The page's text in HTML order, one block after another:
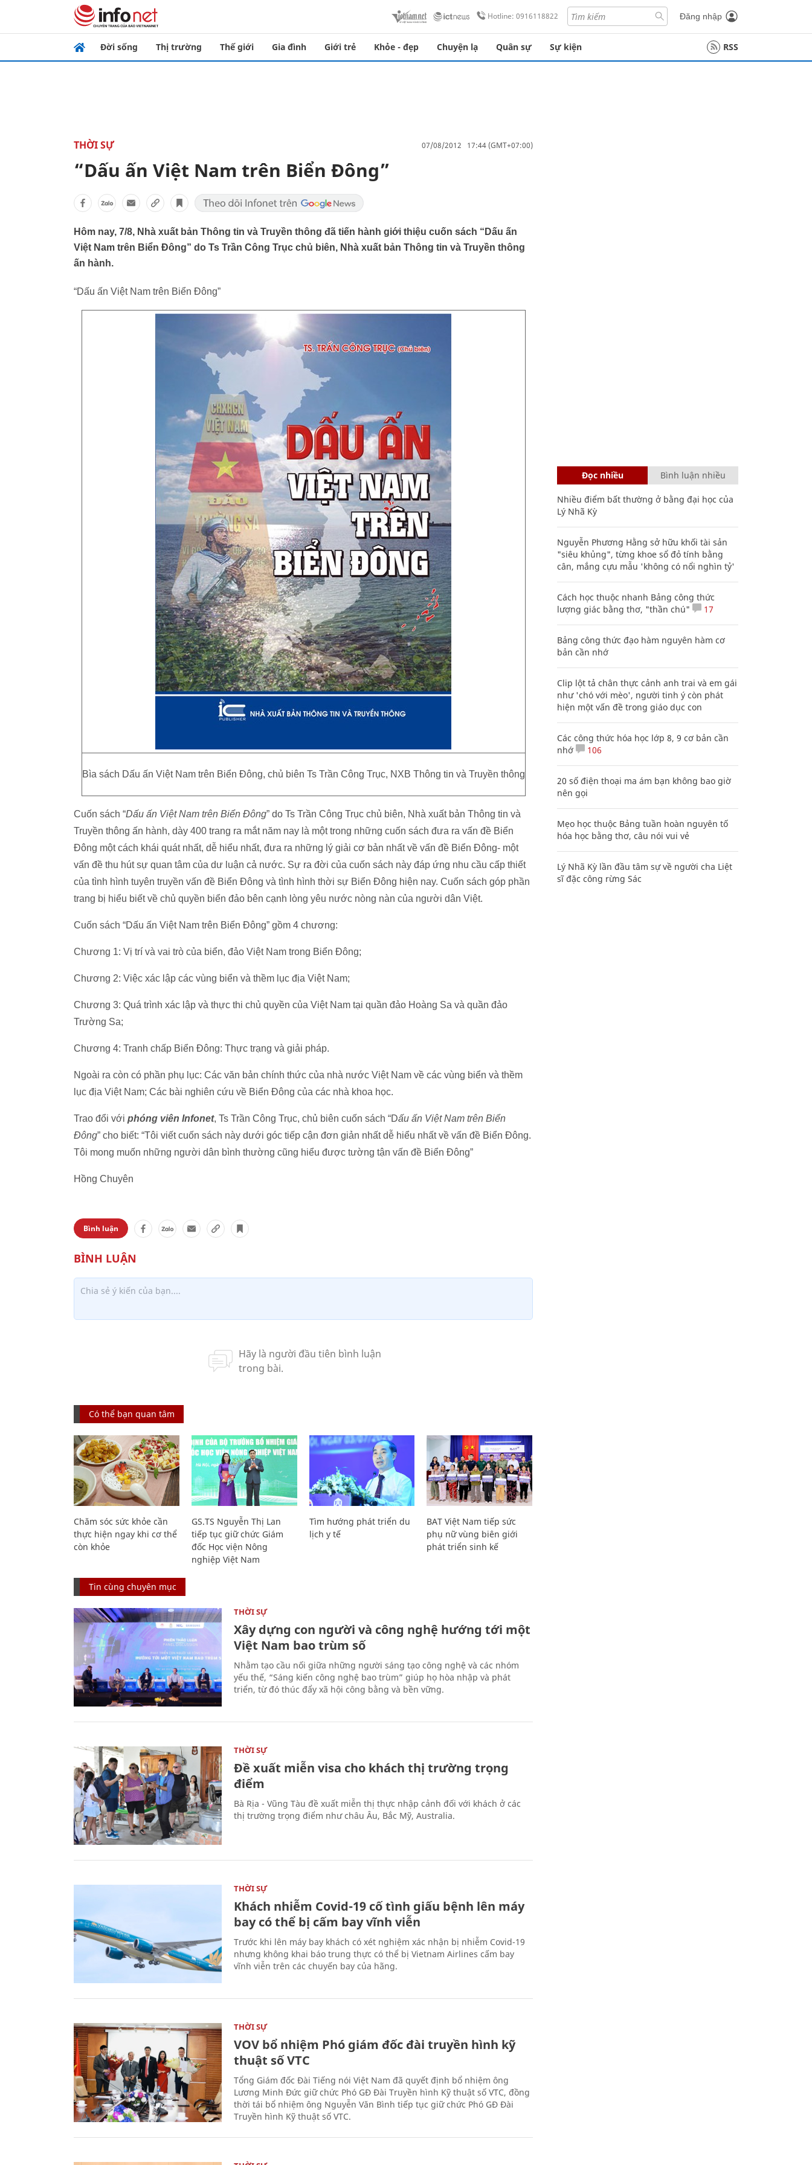
Hotline: 0916118822 Đăng nhập
Đời sống Thị trường Thế giới Gia đình Giới trẻ Khỏe - đẹp Chuyện lạ Quân sự Sự kiện RSS
THỜI SỰ 07/08/2012 17:44 (GMT+07:00)
“Dấu ấn Việt Nam trên Biển Đông”
Hôm nay, 7/8, Nhà xuất bản Thông tin và Truyền thông đã tiến hành giới thiệu cuốn sách “Dấu ấn
Việt Nam trên Biển Đông” do Ts Trần Công Trục chủ biên, Nhà xuất bản Thông tin và Truyền thông
ấn hành.
“Dấu ấn Việt Nam trên Biển Đông”
Bìa sách Dấu ấn Việt Nam trên Biển Đông, chủ biên Ts Trần Công Trục, NXB Thông tin và Truyền thông
Cuốn sách “Dấu ấn Việt Nam trên Biển Đông” do Ts Trần Công Trục chủ biên, Nhà xuất bản Thông tin và
Truyền thông ấn hành, dày 400 trang ra mắt năm nay là một trong những cuốn sách đưa ra vấn đề Biển
Đông một cách khái quát nhất, dễ hiểu nhất, đưa ra những lý giải cơ bản nhất về vấn đề Biển Đông- một
vấn đề thu hút sự quan tâm của dư luận cả nước. Sự ra đời của cuốn sách này đáp ứng nhu cầu cấp thiết
của tình hình tuyên truyền vấn đề Biển Đông và tình hình thời sự Biển Đông hiện nay. Cuốn sách góp phần
trang bị hiểu biết về chủ quyền biển đảo bên cạnh lòng yêu nước nòng nàn của người dân Việt.
Cuốn sách “Dấu ấn Việt Nam trên Biển Đông” gồm 4 chương:
Chương 1: Vị trí và vai trò của biển, đảo Việt Nam trong Biển Đông;
Chương 2: Việc xác lập các vùng biển và thềm lục địa Việt Nam;
Chương 3: Quá trình xác lập và thực thi chủ quyền của Việt Nam tại quần đảo Hoàng Sa và quần đảo
Trường Sa;
Chương 4: Tranh chấp Biển Đông: Thực trạng và giải pháp.
Ngoài ra còn có phần phụ lục: Các văn bản chính thức của nhà nước Việt Nam về các vùng biển và thềm
lục địa Việt Nam; Các bài nghiên cứu về Biển Đông của các nhà khoa học.
Trao đổi với phóng viên Infonet, Ts Trần Công Trục, chủ biên cuốn sách “Dấu ấn Việt Nam trên Biển
Đông” cho biết: “Tôi viết cuốn sách này dưới góc tiếp cận đơn giản nhất dễ hiểu nhất về vấn đề Biển Đông.
Tôi mong muốn những người dân bình thường cũng hiểu được tường tận vấn đề Biển Đông”
Hồng Chuyên
Bình luận
Có thể bạn quan tâm
Chăm sóc sức khỏe cần
thực hiện ngay khi cơ thể
còn khỏe
GS.TS Nguyễn Thị Lan
tiếp tục giữ chức Giám
đốc Học viện Nông
nghiệp Việt Nam
Tìm hướng phát triển du
lịch y tế
BAT Việt Nam tiếp sức
phụ nữ vùng biên giới
phát triển sinh kế
Tin cùng chuyên mục
THỜI SỰ
Xây dựng con người và công nghệ hướng tới một
Việt Nam bao trùm số
Nhằm tạo cầu nối giữa những người sáng tạo công nghệ và các nhóm
yếu thế, “Sáng kiến công nghệ bao trùm” giúp họ hòa nhập và phát
triển, từ đó thúc đẩy xã hội công bằng và bền vững.
THỜI SỰ
Đề xuất miễn visa cho khách thị trường trọng
điểm
Bà Rịa - Vũng Tàu đề xuất miễn thị thực nhập cảnh đối với khách ở các
thị trường trọng điểm như châu Âu, Bắc Mỹ, Australia.
THỜI SỰ
Khách nhiễm Covid-19 cố tình giấu bệnh lên máy
bay có thể bị cấm bay vĩnh viễn
Trước khi lên máy bay khách có xét nghiệm xác nhận bị nhiễm Covid-19
nhưng không khai báo trung thực có thể bị Vietnam Airlines cấm bay
vĩnh viễn trên các chuyến bay của hãng.
THỜI SỰ
VOV bổ nhiệm Phó giám đốc đài truyền hình kỹ
thuật số VTC
Tổng Giám đốc Đài Tiếng nói Việt Nam đã quyết định bổ nhiệm ông
Lương Minh Đức giữ chức Phó GĐ Đài Truyền hình Kỹ thuật số VTC, đồng
thời tái bổ nhiệm ông Nguyễn Văn Bình tiếp tục giữ chức Phó GĐ Đài
Truyền hình Kỹ thuật số VTC.
Đọc nhiều Bình luận nhiều
Nhiều điểm bất thường ở bằng đại học của
Lý Nhã Kỳ
Nguyễn Phương Hằng sở hữu khối tài sản
"siêu khủng", từng khoe sổ đỏ tính bằng
cân, mắng cựu mẫu 'không có nổi nghìn tỷ'
Cách học thuộc nhanh Bảng công thức
lượng giác bằng thơ, "thần chú"
17
Bảng công thức đạo hàm nguyên hàm cơ
bản cần nhớ
Clip lột tả chân thực cảnh anh trai và em gái
như 'chó với mèo', người tinh ý còn phát
hiện một vấn đề trong giáo dục con
Các công thức hóa học lớp 8, 9 cơ bản cần
nhớ
106
20 số điện thoại ma ám bạn không bao giờ
nên gọi
Mẹo học thuộc Bảng tuần hoàn nguyên tố
hóa học bằng thơ, câu nói vui vẻ
Lý Nhã Kỳ lần đầu tâm sự về người cha Liệt
sĩ đặc công rừng Sác